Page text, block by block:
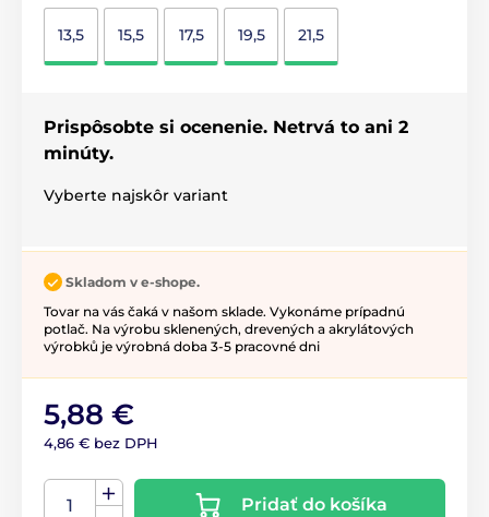
13,5 15,5 17,5 19,5 21,5
Prispôsobte si ocenenie. Netrvá to ani 2
minúty.
Vyberte najskôr variant
Skladom v e-shope.
Tovar na vás čaká v našom sklade. Vykonáme prípadnú
potlač. Na výrobu sklenených, drevených a akrylátových
výrobků je výrobná doba 3-5 pracovné dni
5,88 €
4,86 € bez DPH
Pridať do košíka